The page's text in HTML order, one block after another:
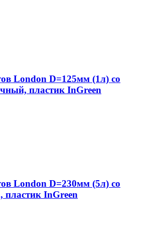
London D=125мм (1л) со
пластик InGreen
London D=230мм (5л) со
пластик InGreen